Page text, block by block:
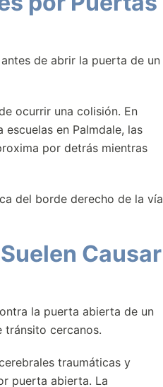
de abrir la puerta de un
ocurrir una colisión. En
en Palmdale, las
por detrás mientras
del borde derecho de la vía
Causar
la puerta abierta de un
tránsito cercanos.
traumáticas y
puerta abierta. La